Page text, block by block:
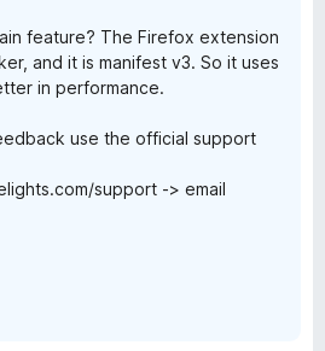
feature? The Firefox extension
and it is manifest v3. So it uses
in performance.
use the official support
support -> email